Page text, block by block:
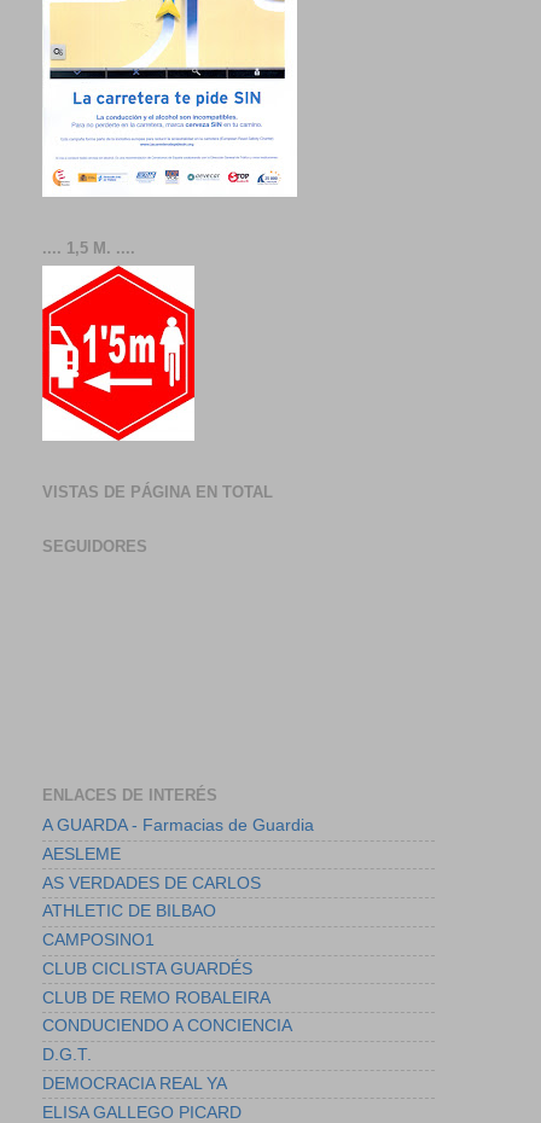
.... 1,5 M. ....
VISTAS DE PÁGINA EN TOTAL
SEGUIDORES
ENLACES DE INTERÉS
A GUARDA - Farmacias de Guardia
AESLEME
AS VERDADES DE CARLOS
ATHLETIC DE BILBAO
CAMPOSINO1
CLUB CICLISTA GUARDÉS
CLUB DE REMO ROBALEIRA
CONDUCIENDO A CONCIENCIA
D.G.T.
DEMOCRACIA REAL YA
ELISA GALLEGO PICARD